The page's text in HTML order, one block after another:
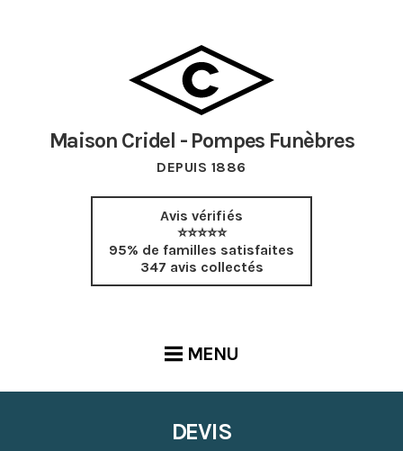
Maison Cridel - Pompes Funèbres
DEPUIS 1886
Avis vérifiés
⭐⭐⭐⭐⭐
95% de familles satisfaites
347 avis collectés
MENU
DEVIS